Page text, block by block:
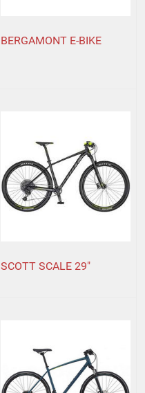
BERGAMONT E-BIKE
SCOTT SCALE 29"